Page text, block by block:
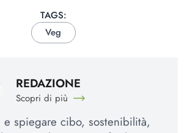
TAGS:
Veg
REDAZIONE
Scopri di più
e spiegare cibo, sostenibilità,